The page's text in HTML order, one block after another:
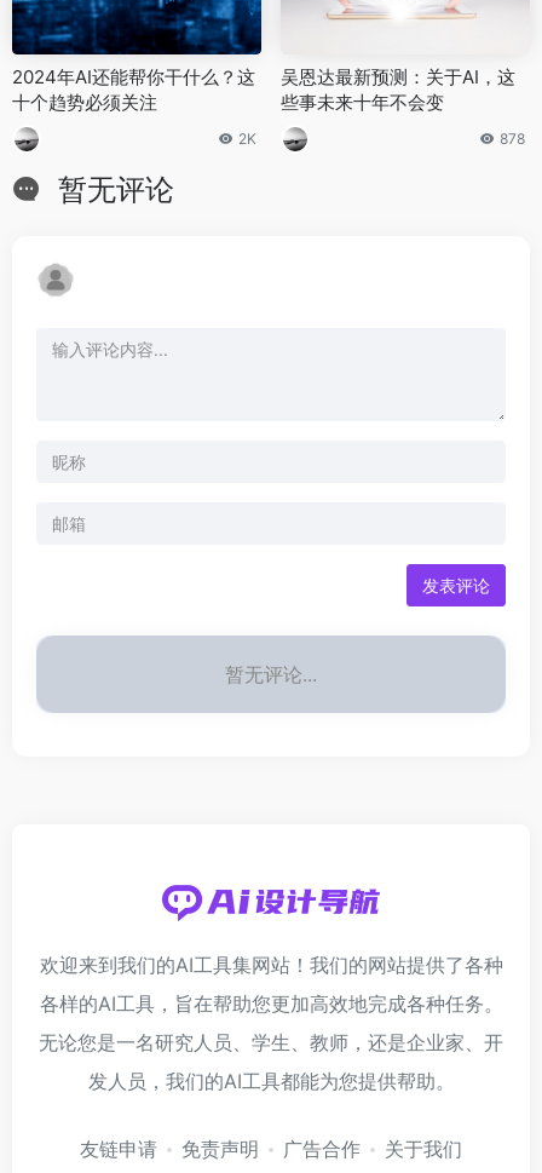
2024年AI还能帮你干什么？这
十个趋势必须关注
2K
吴恩达最新预测：关于AI，这
些事未来十年不会变
878
暂无评论
发表评论
暂无评论...
欢迎来到我们的AI工具集网站！我们的网站提供了各种
各样的AI工具，旨在帮助您更加高效地完成各种任务。
无论您是一名研究人员、学生、教师，还是企业家、开
发人员，我们的AI工具都能为您提供帮助。
友链申请 免责声明 广告合作 关于我们